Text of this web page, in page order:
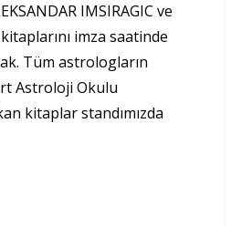
IMSIRAGIC ve
imza saatinde
Tüm astrologların
Astroloji Okulu
kitaplar standımızda